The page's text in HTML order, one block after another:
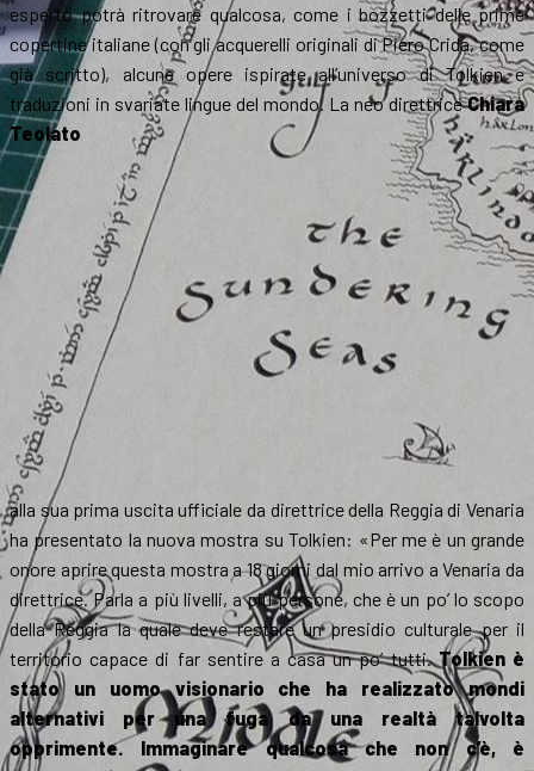
esperto potrà ritrovare qualcosa, come i bozzetti delle prime
copertine italiane (con gli acquerelli originali di Piero Crida, come
già scritto), alcune opere ispirate all’universo di Tolkien e
traduzioni in svariate lingue del mondo. La neo direttriceChiara
Teolato
alla sua prima uscita ufficiale da direttrice della Reggia di Venaria
ha presentato la nuova mostra su Tolkien: «Per me è un grande
onore aprire questa mostra a 18 giorni dal mio arrivo a Venaria da
direttrice. Parla a più livelli, a più persone, che è un po’ lo scopo
della Reggia la quale deve restare un presidio culturale per il
territorio capace di far sentire a casa un po’ tutti. Tolkien è
stato un uomo visionario che ha realizzato mondi
alternativi per una fuga da una realtà talvolta
opprimente. Immaginare qualcosa che non c’è, è